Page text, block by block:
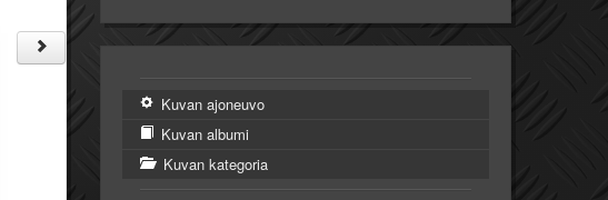
Kuvan ajoneuvo
Kuvan albumi
Kuvan kategoria